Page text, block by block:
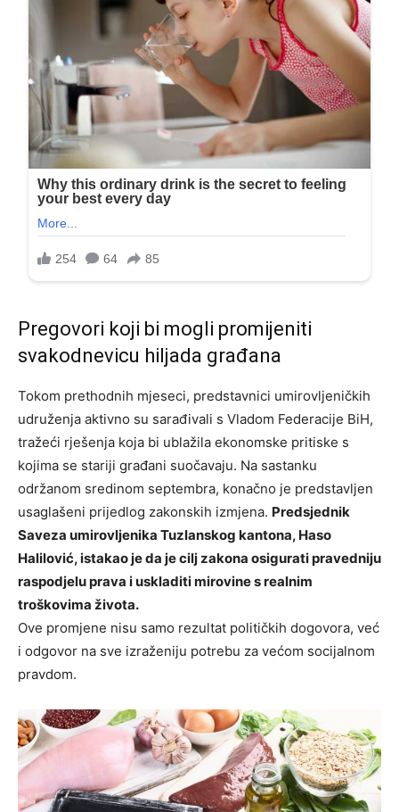
Pregovori koji bi mogli promijeniti
svakodnevicu hiljada građana
Tokom prethodnih mjeseci, predstavnici umirovljeničkih
udruženja aktivno su sarađivali s Vladom Federacije BiH,
tražeći rješenja koja bi ublažila ekonomske pritiske s
kojima se stariji građani suočavaju. Na sastanku
održanom sredinom septembra, konačno je predstavljen
usaglašeni prijedlog zakonskih izmjena. Predsjednik
Saveza umirovljenika Tuzlanskog kantona, Haso
Halilović, istakao je da je cilj zakona osigurati pravedniju
raspodjelu prava i uskladiti mirovine s realnim
troškovima života.
Ove promjene nisu samo rezultat političkih dogovora, već
i odgovor na sve izraženiju potrebu za većom socijalnom
pravdom.